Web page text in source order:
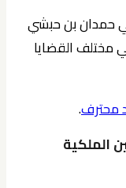
حمدان بن حبشي
مختلف القضايا
محترف.
الملكية